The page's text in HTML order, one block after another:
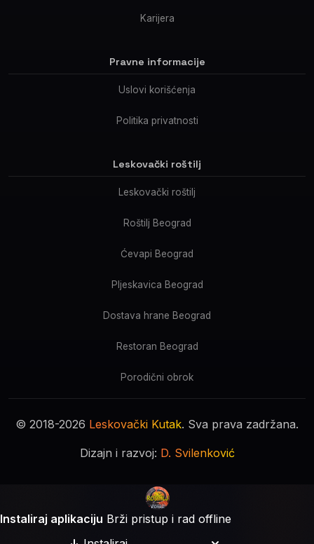
Karijera
Pravne informacije
Uslovi korišćenja
Politika privatnosti
Leskovački roštilj
Leskovački roštilj
Roštilj Beograd
Ćevapi Beograd
Pljeskavica Beograd
Dostava hrane Beograd
Restoran Beograd
Porodični obrok
© 2018-2026 Leskovački Kutak. Sva prava zadržana.
Dizajn i razvoj: D. Svilenković
Instaliraj aplikaciju Brži pristup i rad offline